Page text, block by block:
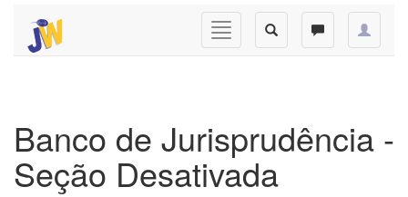
Banco de Jurisprudência -
Seção Desativada